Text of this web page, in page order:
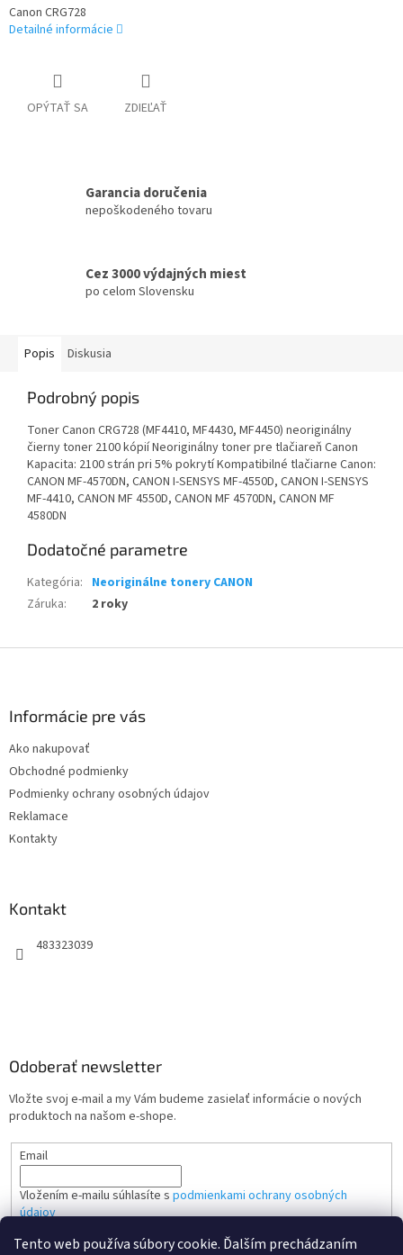
Tento web používa súbory cookie. Ďalším prechádzaním
Canon CRG728
Detailné informácie
OPÝTAŤ SA ZDIEĽAŤ
Garancia doručenia
nepoškodeného tovaru
Cez 3000 výdajných miest
po celom Slovensku
Popis Diskusia
Podrobný popis
Toner Canon CRG728 (MF4410, MF4430, MF4450) neoriginálny
čierny toner 2100 kópií Neoriginálny toner pre tlačiareň Canon
Kapacita: 2100 strán pri 5% pokrytí Kompatibilné tlačiarne Canon:
CANON MF-4570DN, CANON I-SENSYS MF-4550D, CANON I-SENSYS
MF-4410, CANON MF 4550D, CANON MF 4570DN, CANON MF
4580DN
Dodatočné parametre
Kategória: Neoriginálne tonery CANON
Záruka: 2 roky
Informácie pre vás
Ako nakupovať
Obchodné podmienky
Podmienky ochrany osobných údajov
Reklamace
Kontakty
Kontakt
483323039
Odoberať newsletter
Vložte svoj e-mail a my Vám budeme zasielať informácie o nových
produktoch na našom e-shope.
Email
Vložením e-mailu súhlasíte s podmienkami ochrany osobných
údajov